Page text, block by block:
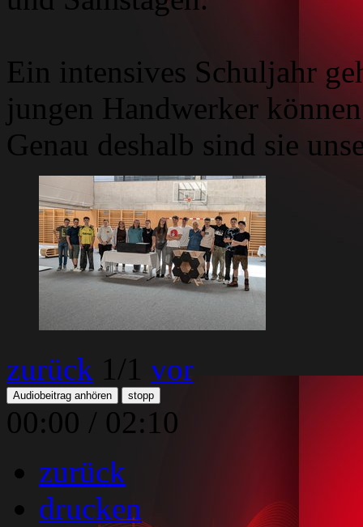
Ein intensives Schuljahr
jungen Handwerker
Genau deshalb sind sie
zurück 1 /1 vor
Audiobeitrag anhören stopp
00:00 / 02:10
zurück
drucken